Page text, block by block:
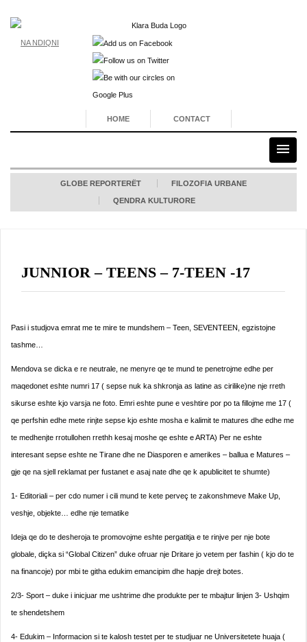
NA NDIQNI
HOME CONTACT
GLOBE REPORTERËT FILOZOFIA URBANE
QENDRA KULTURORE
JUNNIOR – TEENS – 7-TEEN -17
Pasi i studjova emrat me te mire te mundshem – Teen, SEVENTEEN, egzistojne
tashme…
Mendova se dicka e re neutrale, ne menyre qe te mund te penetrojme edhe per
maqedonet eshte numri 17 ( sepse nuk ka shkronja as latine as cirilike)ne nje rreth
sikurse eshte kjo varsja ne foto. Emri eshte pune e veshtire por po ta fillojme me 17 (
qe perfshin edhe mete rinjte sepse kjo eshte mosha e kalimit te matures dhe edhe me
te medhenjte rrotullohen rrethh kesaj moshe qe eshte e ARTA) Per ne eshte
interesant sepse eshte ne Tirane dhe ne Diasporen e amerikes – ballua e Matures –
gje qe na sjell reklamat per fustanet e asaj nate dhe qe k apublicitet te shumte)
1- Editoriali – per cdo numer i cili mund te kete perveç te zakonshmeve Make Up,
veshje, objekte… edhe nje tematike
Ideja qe do te desheroja te promovojme eshte pergatitja e te rinjve per nje bote
globale, diçka si “Global Citizen” duke ofruar nje Dritare jo vetem per fashin ( kjo do te
na financoje) por mbi te githa edukim emancipim dhe hapje drejt botes.
2/3- Sport – duke i inicjuar me ushtrime dhe produkte per te mbajtur linjen 3- Ushqim
te shendetshem
4- Edukim – Informacion si te kalosh testet per te studjuar ne Universitetete huaja (